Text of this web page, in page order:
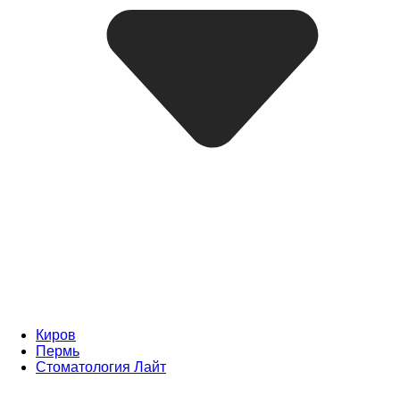
Киров
Пермь
Стоматология Лайт